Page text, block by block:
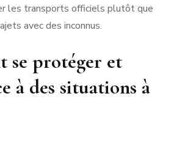
les transports officiels plutôt que
avec des inconnus.
se protéger et
à des situations à